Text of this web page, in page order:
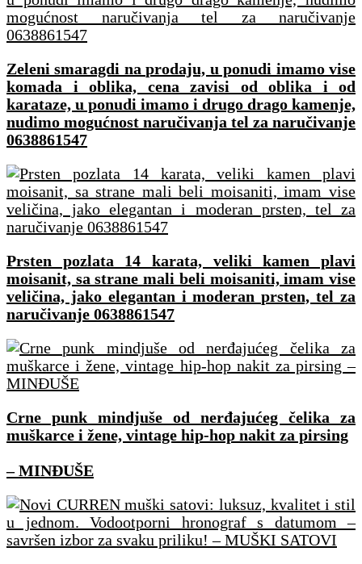
Zeleni smaragdi na prodaju, u ponudi imamo vise
komada i oblika, cena zavisi od oblika i od
karataze, u ponudi imamo i drugo drago kamenje,
nudimo mogućnost naručivanja tel za naručivanje
0638861547
Prsten pozlata 14 karata, veliki kamen plavi
moisanit, sa strane mali beli moisaniti, imam vise
veličina, jako elegantan i moderan prsten, tel za
naručivanje 0638861547
Crne punk mindjuše od nerđajućeg čelika za
muškarce i žene, vintage hip-hop nakit za pirsing
– MINĐUŠE